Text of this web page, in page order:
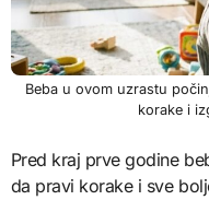
Beba u ovom uzrastu
korake i
Pred kraj prve godine
da pravi korake i sve